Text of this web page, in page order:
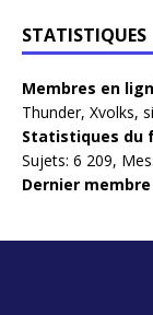
STATISTIQUES
Membres en
Thunder, Xvolks,
Statistiques du
Sujets: 6 209,
Dernier